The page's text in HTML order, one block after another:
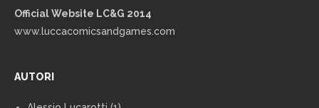
Official Website LC&G 2014
www.luccacomicsandgames.com
AUTORI